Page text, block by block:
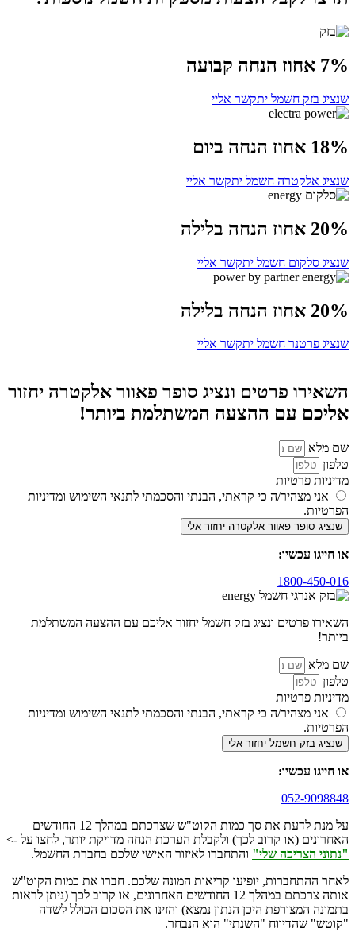
7% אחוז הנחה קבועה
שנציג בזק חשמל יתקשר אליי
18% אחוז הנחה ביום
שנציג אלקטרה חשמל יתקשר אליי
20% אחוז הנחה בלילה
שנציג סלקום חשמל יתקשר אליי
20% אחוז הנחה בלילה
שנציג פרטנר חשמל יתקשר אליי
השאירו פרטים ונציג סופר פאוור אלקטרה יחזור
אליכם עם ההצעה המשתלמת ביותר!
שם מלא
טלפון
מדיניות פרטיות
אני מצהיר/ה כי קראתי, הבנתי והסכמתי לתנאי השימוש ומדיניות
הפרטיות.
שנציג סופר פאוור אלקטרה יחזור אלי
או חייגו עכשיו:
1800-450-016
השאירו פרטים ונציג בזק חשמל יחזור אליכם עם ההצעה המשתלמת
ביותר!
שם מלא
טלפון
מדיניות פרטיות
אני מצהיר/ה כי קראתי, הבנתי והסכמתי לתנאי השימוש ומדיניות
הפרטיות.
שנציג בזק חשמל יחזור אלי
או חייגו עכשיו:
052-9098848
על מנת לדעת את סך כמות הקוט"ש שצרכתם במהלך 12 החודשים
האחרונים (או קרוב לכך) ולקבלת הערכת הנחה מדויקת יותר, לחצו על ->
"נתוני הצריכה שלי" והתחברו לאיזור האישי שלכם בחברת החשמל.
לאחר ההתחברות, יופיעו קריאות המונה שלכם. חברו את כמות הקוט"ש
אותה צרכתם במהלך 12 החודשים האחרונים, או קרוב לכך (ניתן לראות
בתמונה המצורפת היכן הנתון נמצא) והזינו את הסכום הכולל לשדה
"קוטש" שהדיווח "השנתי" הוא הנבחר.